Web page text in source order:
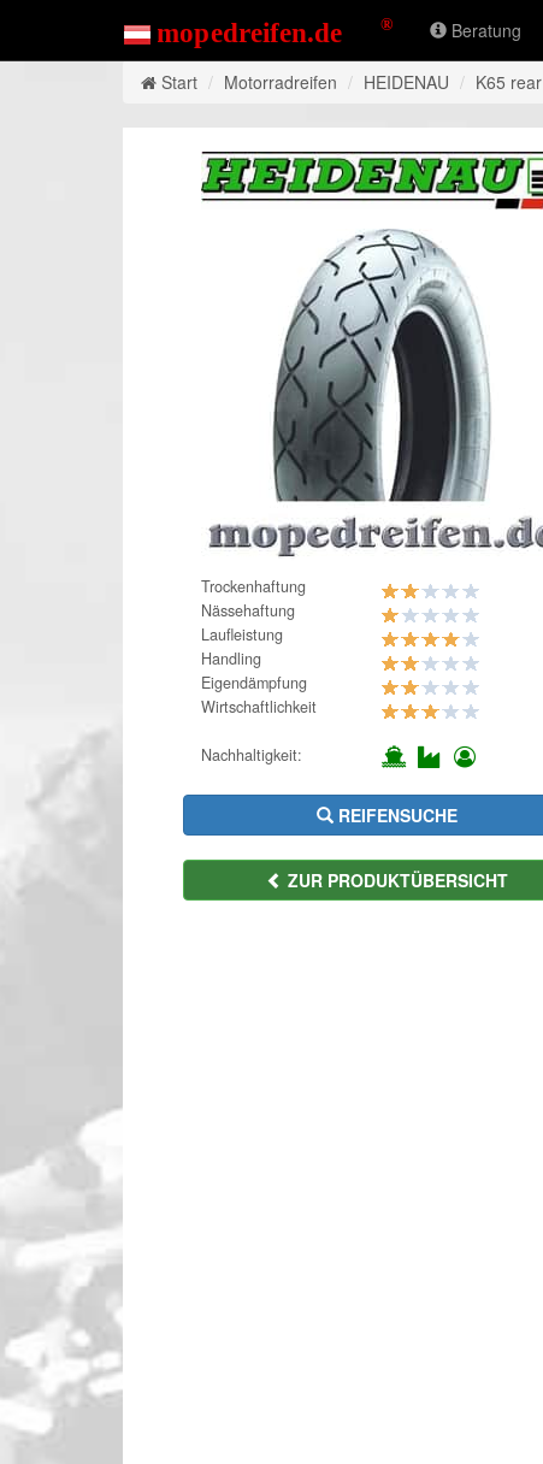
Beratung
Start Motorradreifen HEIDENAU K65 rear
Trockenhaftung
Nässehaftung
Laufleistung
Handling
Eigendämpfung
Wirtschaftlichkeit
Nachhaltigkeit:
REIFENSUCHE
ZUR PRODUKTÜBERSICHT